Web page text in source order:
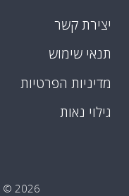
יצירת קשר
תנאי שימוש
מדיניות הפרטיות
גילוי נאות
© 2026